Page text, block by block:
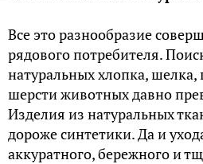
Все это разнообразие
рядового потребителя.
натуральных хлопка,
шерсти животных давно
Изделия из натуральных
дороже синтетики. Да и
аккуратного, бережного и